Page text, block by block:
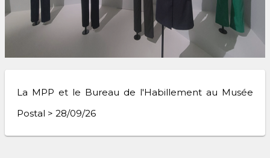
La MPP et le Bureau de l'Habillement au Musée
Postal > 28/09/26